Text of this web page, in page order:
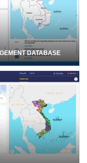
DATABASE